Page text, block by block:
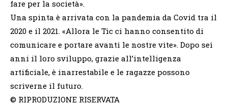
fare per la società».
Una spinta è arrivata con la pandemia da Covid tra il
2020 e il 2021. «Allora le Tic ci hanno consentito di
comunicare e portare avanti le nostre vite». Dopo sei
anni il loro sviluppo, grazie all’intelligenza
artificiale, è inarrestabile e le ragazze possono
scriverne il futuro.
© RIPRODUZIONE RISERVATA